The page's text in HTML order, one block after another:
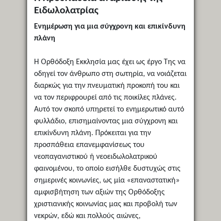
Ειδωλολατρίας
Ενημέρωση για μια σύγχρονη και επικίνδυνη
πλάνη
Η Ορθόδοξη Εκκλησία μας έχει ως έργο Της να
οδηγεί τον άνθρωπο στη σωτηρία, να νοιάζεται
διαρκώς για την πνευματική προκοπή του και
να τον περιφρουρεί από τις ποικίλες πλάνες.
Αυτό τον σκοπό υπηρετεί το ενημερωτικό αυτό
φυλλάδιο, επισημαίνοντας μια σύγχρονη και
επικίνδυνη πλάνη. Πρόκειται για την
προσπάθεια επανεμφανίσεως του
νεοπαγανιστικού ή νεοειδωλολατρικού
φαινομένου, το οποίο εισήλθε δυστυχώς στις
σημερινές κοινωνίες, ως μία «επαναστατική»
αμφισβήτηση των αξιών της Ορθόδοξης
χριστιανικής κοινωνίας μας και προβολή των
νεκρών, εδώ και πολλούς αιώνες,